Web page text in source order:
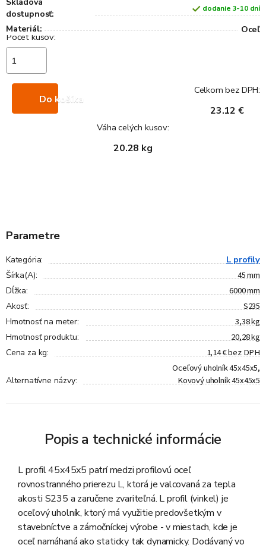
dostupnosť:
dodanie 3-10 dní
Materiál: Oceľ
Do košíka
Váha celých kusov:
20.28 kg
Celkom bez DPH:
23.12 €
Parametre
Kategória: L profily
Šírka(A): 45 mm
Dĺžka: 6000 mm
Akosť: S235
Hmotnosť na meter: 3,38 kg
Hmotnosť produktu: 20,28 kg
Cena za kg: 1,14 € bez DPH
Alternatívne názvy:
Oceľový uholník 45x45x5,
Kovový uholník 45x45x5
Popis a technické informácie
L profil 45x45x5 patrí medzi profilovú oceľ
rovnostranného prierezu L, ktorá je valcovaná za tepla
akosti S235 a zaručene zvariteľná. L profil (vinkel) je
oceľový uholník, ktorý má využitie predovšetkým v
stavebníctve a zámočníckej výrobe - v miestach, kde je
oceľ namáhaná ako staticky tak dynamicky. Dodávaný vo